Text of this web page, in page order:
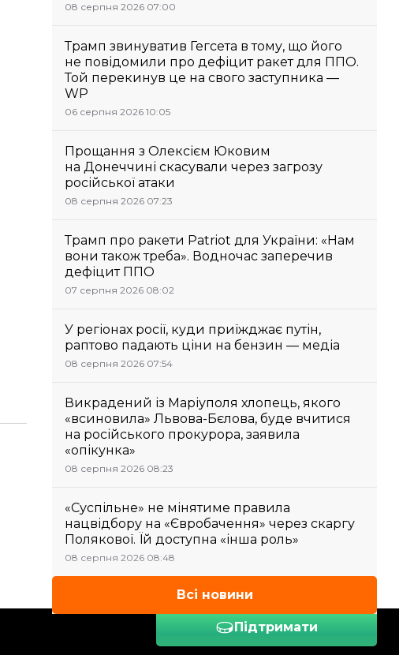
08 серпня 2026 07:00
Трамп звинуватив Гегсета в тому, що його
не повідомили про дефіцит ракет для ППО.
Той перекинув це на свого заступника —
WP
06 серпня 2026 10:05
Прощання з Олексієм Юковим
на Донеччині скасували через загрозу
російської атаки
08 серпня 2026 07:23
Трамп про ракети Patriot для України: «Нам
вони також треба». Водночас заперечив
дефіцит ППО
07 серпня 2026 08:02
У регіонах росії, куди приїжджає путін,
раптово падають ціни на бензин — медіа
08 серпня 2026 07:54
Викрадений із Маріуполя хлопець, якого
«всиновила» Львова-Бєлова, буде вчитися
на російського прокурора, заявила
«опікунка»
08 серпня 2026 08:23
«Суспільне» не мінятиме правила
нацвідбору на «Євробачення» через скаргу
Полякової. Їй доступна «інша роль»
08 серпня 2026 08:48
Всі новини
Підтримати